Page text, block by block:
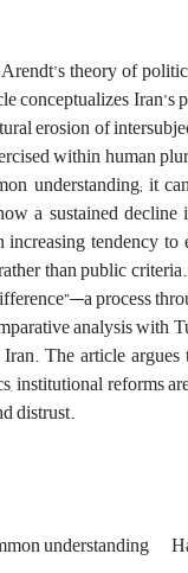
theory of
conceptualizes
erosion of
within human
understanding; it
a sustained
increasing tendency
than public
process
analysis with
The article
institutional reforms
distrust.
understanding